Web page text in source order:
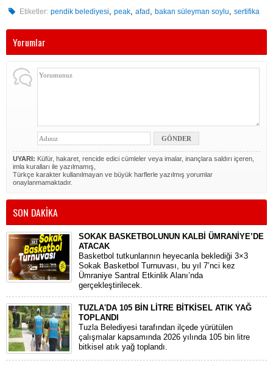
Etiketler: pendik belediyesi,peak,afad ,bakan süleyman soylu,sertifika
Yorumlar
UYARI: Küfür, hakaret, rencide edici cümleler veya imalar, inançlara saldırı içeren,
imla kuralları ile yazılmamış,
Türkçe karakter kullanılmayan ve büyük harflerle yazılmış yorumlar
onaylanmamaktadır.
SON DAKİKA
SOKAK BASKETBOLUNUN KALBİ ÜMRANİYE’DE
ATACAK
Basketbol tutkunlarının heyecanla beklediği 3×3
Sokak Basketbol Turnuvası, bu yıl 7’nci kez
Ümraniye Santral Etkinlik Alanı’nda
gerçekleştirilecek.
TUZLA'DA 105 BİN LİTRE BİTKİSEL ATIK YAĞ
TOPLANDI
Tuzla Belediyesi tarafından ilçede yürütülen
çalışmalar kapsamında 2026 yılında 105 bin litre
bitkisel atık yağ toplandı.